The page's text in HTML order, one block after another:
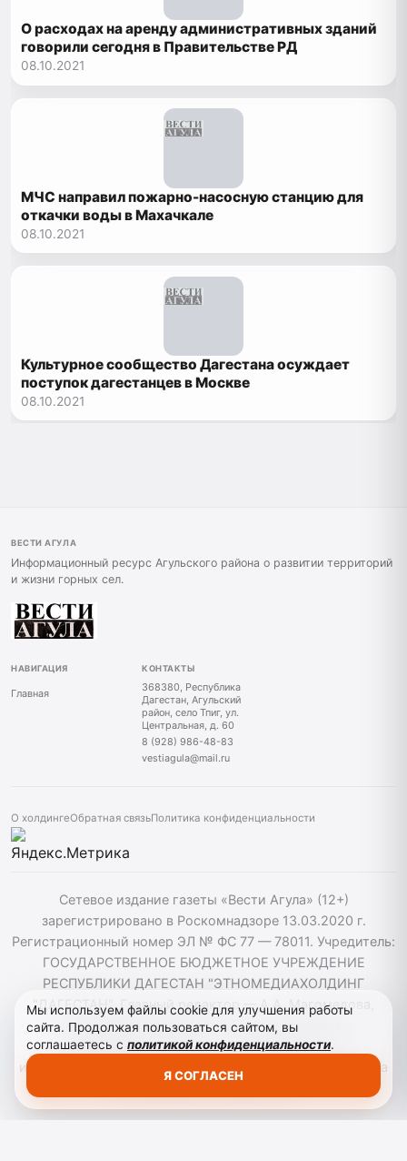
О расходах на аренду административных зданий
говорили сегодня в Правительстве РД
08.10.2021
МЧС направил пожарно-насосную станцию для
откачки воды в Махачкале
08.10.2021
Культурное сообщество Дагестана осуждает
поступок дагестанцев в Москве
08.10.2021
ВЕСТИ АГУЛА
Информационный ресурс Агульского района о развитии территорий
и жизни горных сел.
НАВИГАЦИЯ
Главная
КОНТАКТЫ
368380, Республика
Дагестан, Агульский
район, село Тпиг, ул.
Центральная, д. 60
8 (928) 986-48-83
vestiagula@mail.ru
О холдингеОбратная связьПолитика конфиденциальности
Сетевое издание газеты «Вести Агула» (12+)
зарегистрировано в Роскомнадзоре 13.03.2020 г.
Регистрационный номер ЭЛ № ФС 77 — 78011. Учредитель:
ГОСУДАРСТВЕННОЕ БЮДЖЕТНОЕ УЧРЕЖДЕНИЕ
РЕСПУБЛИКИ ДАГЕСТАН "ЭТНОМЕДИАХОЛДИНГ
"ДАГЕСТАН". Главный редактор — А.А. Магомедова,
vestiagul@etnomediadag.ru Телефон редакции:
+79898808732 Телефон: +79289864883. При
использовании материалов сайта активная гиперссылка
Мы используем файлы cookie для улучшения работы
сайта. Продолжая пользоваться сайтом, вы
соглашаетесь с политикой конфиденциальности.
Я СОГЛАСЕН